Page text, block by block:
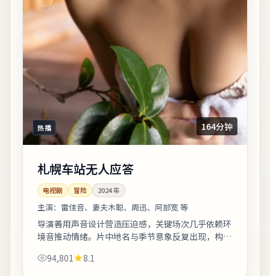
热播 164分钟
札幌车站无人应答
电视剧 冒险 2024年
主演： 雷佳音、妻夫木聪、周迅、阿部宽 等
导演善用声音设计营造压迫感，关键场次几乎依赖环
境音推动情绪。片中地名与季节意象反复出现，构成
大屏与环绕声更能体会声音细节。《札幌车...
94,801 8.1